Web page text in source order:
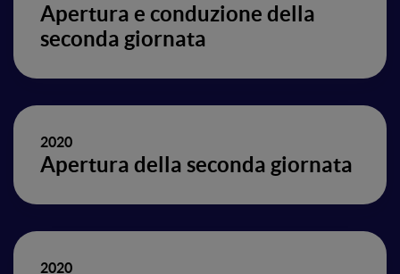
Apertura e conduzione della
seconda giornata
2020
Apertura della seconda giornata
2020